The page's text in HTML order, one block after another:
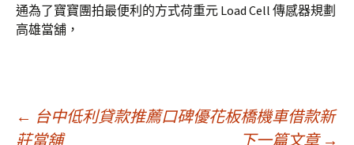
通為了寶寶團拍最便利的方式荷重元 Load Cell 傳感器規劃
高雄當舖，
文
← 台中低利貸款推薦口碑優花板橋機車借款新
莊當舖
下一篇文章 →